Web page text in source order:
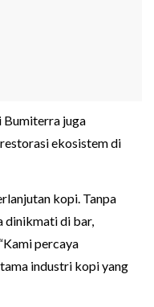
Bumiterra juga
ekosistem di
kopi. Tanpa
dinikmati di bar,
percaya
industri kopi yang